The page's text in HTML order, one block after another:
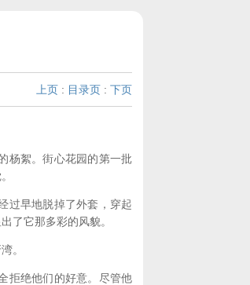
上页 : 目录页 : 下页
杨絮。街心花园的第一批
过早地脱掉了外套，穿起
了它那多彩的风貌。
。
拒绝他们的好意。尽管他